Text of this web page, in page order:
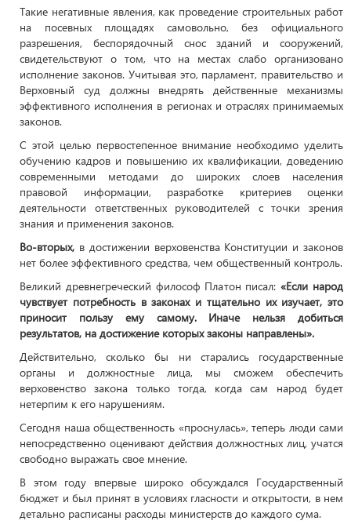
Такие негативные явления, как проведение строительных работ
на посевных площадях самовольно, без официального
разрешения, беспорядочный снос зданий и сооружений,
свидетельствуют о том, что на местах слабо организовано
исполнение законов. Учитывая это, парламент, правительство и
Верховный суд должны внедрять действенные механизмы
эффективного исполнения в регионах и отраслях принимаемых
законов.
С этой целью первостепенное внимание необходимо уделить
обучению кадров и повышению их квалификации, доведению
современными методами до широких слоев населения
правовой информации, разработке критериев оценки
деятельности ответственных руководителей с точки зрения
знания и применения законов.
Во-вторых, в достижении верховенства Конституции и законов
нет более эффективного средства, чем общественный контроль.
Великий древнегреческий философ Платон писал:«Если народ
чувствует потребность в законах и тщательно их изучает, это
приносит пользу ему самому. Иначе нельзя добиться
результатов, на достижение которых законы направлены».
Действительно, сколько бы ни старались государственные
органы и должностные лица, мы сможем обеспечить
верховенство закона только тогда, когда сам народ будет
нетерпим к его нарушениям.
Сегодня наша общественность «проснулась», теперь люди сами
непосредственно оценивают действия должностных лиц, учатся
свободно выражать свое мнение.
В этом году впервые широко обсуждался Государственный
бюджет и был принят в условиях гласности и открытости, в нем
детально расписаны расходы министерств до каждого сума.